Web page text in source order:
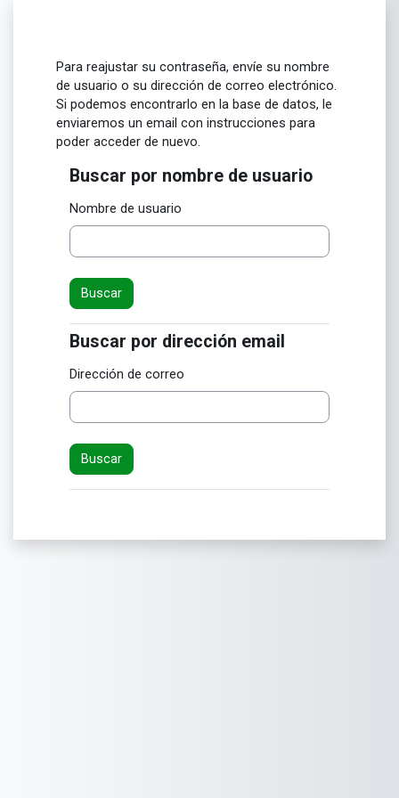
Para reajustar su contraseña, envíe su nombre
de usuario o su dirección de correo electrónico.
Si podemos encontrarlo en la base de datos, le
enviaremos un email con instrucciones para
poder acceder de nuevo.
Buscar por nombre de usuario
Buscar por nombre de usuario
Nombre de usuario
Buscar por dirección email
Buscar por dirección email
Dirección de correo